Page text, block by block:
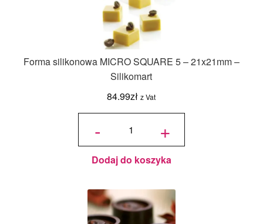
Forma silikonowa MICRO SQUARE 5 – 21x21mm –
Silikomart
84.99zł z Vat
-
ilość
MICRO
SQUARE
5 -
21x21mm
-
+
Dodaj do koszyka